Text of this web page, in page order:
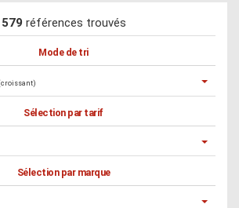
579 références trouvés
Mode de tri
Sélection par tarif
Sélection par marque